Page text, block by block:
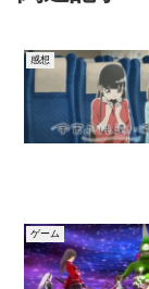
感想
ゲーム